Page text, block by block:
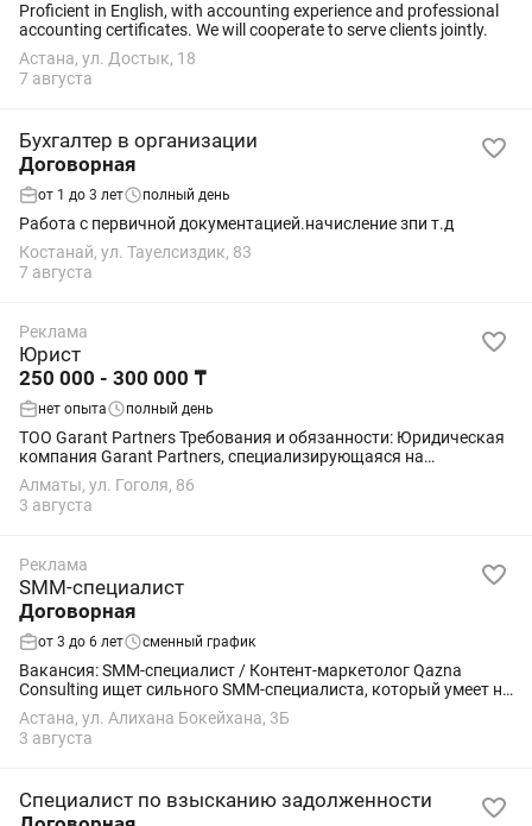
Proficient in English, with accounting experience and professional
accounting certificates. We will cooperate to serve clients jointly.
Астана, ул. Достык, 18
7 августа
Бухгалтер в организации
Договорная
от 1 до 3 лет полный день
Работа с первичной документацией.начисление зпи т.д
Костанай, ул. Тауелсиздик, 83
7 августа
Реклама
Юрист
250 000 - 300 000 ₸
нет опыта полный день
ТОО Garant Partners Требования и обязанности: Юридическая
компания Garant Partners, специализирующаяся на
банкротстве физических лиц и восстановлении
платежеспособности, приглашает в команду...
Алматы, ул. Гоголя, 86
3 августа
Реклама
SMM-специалист
Договорная
от 3 до 6 лет сменный график
Вакансия: SMM-специалист / Контент-маркетолог Qazna
Consulting ищет сильного SMM-специалиста, который умеет не
просто выкладывать посты, а создавать контент, который
приносит клиентов и усиливает...
Астана, ул. Алихана Бокейхана, 3Б
3 августа
Специалист по взысканию задолженности